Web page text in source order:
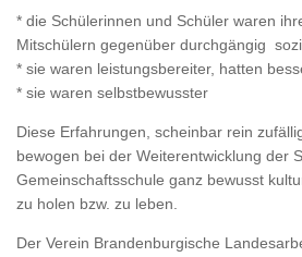
* die Schülerinnen und Schüler waren
Mitschülern gegenüber durchgängig
* sie waren leistungsbereiter, hatten
* sie waren selbstbewusster
Diese Erfahrungen, scheinbar rein
bewogen bei der Weiterentwicklung der
Gemeinschaftsschule ganz bewusst
zu holen bzw. zu leben.
Der Verein Brandenburgische